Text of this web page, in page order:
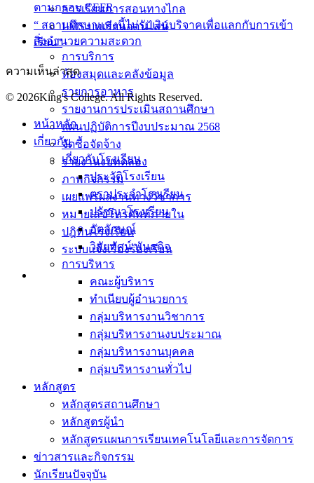
การเรียนการสอนทางไกล
LMS บทเรียนออนไลน์
สิ่งอำนวยความสะดวก
การบริการ
ห้องสมุดและคลังข้อมูล
รายการอาหาร
รายงานการประเมินสถานศึกษา
แผนปฏิบัติการปีงบประมาณ 2568
จัดซื้อจัดจ้าง
รายงานงบทดลอง
ภาพกิจกรรม
เผยแพร่ผลงานทางวิชาการ
หมายเลขโทรศัพท์ภายใน
ปฎิทินโรงเรียน
ระบบแจ้งเรื่องร้องเรียน
ตามกรอบ CEFR
“ สถานศึกษาแห่งนี้ไม่รับเงินบริจาคเพื่อแลกกับการเข้า
เรียน”
ความเห็นล่าสุด
© 2026King's College. All Rights Reserved.
หน้าหลัก
เกี่ยวกับ
เกี่ยวกับโรงเรียน
ประวัติโรงเรียน
ตราประจำโรงเรียน
ปรัชญาโรงเรียน
อัตลักษณ์
วิสัยทัศน์ พันธกิจ
การบริหาร
คณะผู้บริหาร
ทำเนียบผู้อำนวยการ
กลุ่มบริหารงานวิชาการ
กลุ่มบริหารงานงบประมาณ
กลุ่มบริหารงานบุคคล
กลุ่มบริหารงานทั่วไป
หลักสูตร
หลักสูตรสถานศึกษา
หลักสูตรผู้นำ
หลักสูตรแผนการเรียนเทคโนโลยีและการจัดการ
ข่าวสารและกิจกรรม
นักเรียนปัจจุบัน